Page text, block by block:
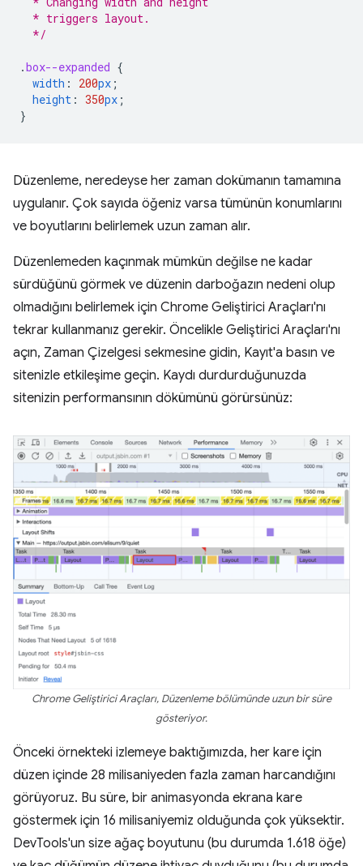
  * triggers layout.
  */
.box--expanded {
width : 200px ;
height : 350px ;
}
Düzenleme, neredeyse her zaman dokümanın tamamına
uygulanır. Çok sayıda öğeniz varsa tümünün konumlarını
ve boyutlarını belirlemek uzun zaman alır.
Düzenlemeden kaçınmak mümkün değilse ne kadar
sürdüğünü görmek ve düzenin darboğazın nedeni olup
olmadığını belirlemek için Chrome Geliştirici Araçları'nı
tekrar kullanmanız gerekir. Öncelikle Geliştirici Araçları'nı
açın, Zaman Çizelgesi sekmesine gidin, Kayıt'a basın ve
sitenizle etkileşime geçin. Kaydı durdurduğunuzda
sitenizin performansının dökümünü görürsünüz:
Chrome Geliştirici Araçları, Düzenleme bölümünde uzun bir süre
gösteriyor.
Önceki örnekteki izlemeye baktığımızda, her kare için
düzen içinde 28 milisaniyeden fazla zaman harcandığını
görüyoruz. Bu süre, bir animasyonda ekrana kare
göstermek için 16 milisaniyemiz olduğunda çok yüksektir.
DevTools'un size ağaç boyutunu (bu durumda 1.618 öğe)